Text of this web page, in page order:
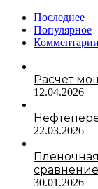
Последнее
Популярное
Комментарии
Расчет
12.04.2026
22.03.2026
30.01.2026